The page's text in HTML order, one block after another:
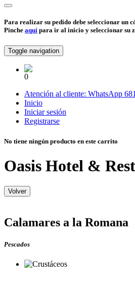
Para realizar su pedido debe seleccionar un
Pinche aquí para ir al inicio y seleccionar su
Toggle navigation
0
Atención al cliente: WhatsApp
Inicio
Iniciar sesión
Registrarse
No tiene ningún producto en este carrito
Oasis Hotel &
Volver
Calamares a la Romana
Pescados